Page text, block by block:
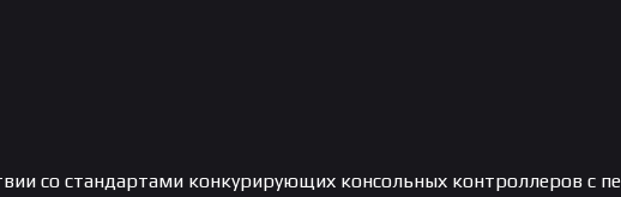
со стандартами конкурирующих консольных контроллеров с